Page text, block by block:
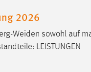
2026
Weiden sowohl auf
LEISTUNGEN